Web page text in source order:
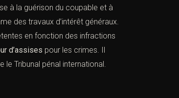
à la guérison du coupable et à
des travaux d’intérêt généraux.
en fonction des infractions
d’assises pour les crimes. Il
Tribunal pénal international.